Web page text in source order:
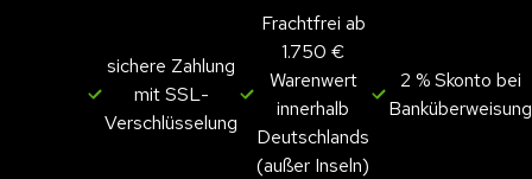
sichere Zahlung
mit SSL-
Verschlüsselung
Frachtfrei ab
1.750 €
Warenwert
innerhalb
Deutschlands
(außer Inseln)
2 % Skonto bei
Banküberweisung